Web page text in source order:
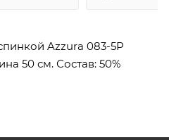
Azzura 083-5P
50 см. Состав: 50%